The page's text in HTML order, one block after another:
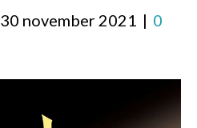
30 november 2021 | 0